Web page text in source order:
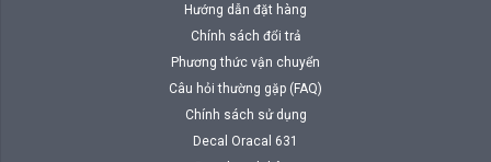
Hướng dẫn đặt hàng
Chính sách đổi trả
Phương thức vận chuyển
Câu hỏi thường gặp (FAQ)
Chính sách sử dụng
Decal Oracal 631